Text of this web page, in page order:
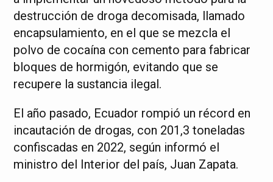
destrucción de droga decomisada, llamado
encapsulamiento, en el que se mezcla el
polvo de cocaína con cemento para fabricar
bloques de hormigón, evitando que se
recupere la sustancia ilegal.
El año pasado, Ecuador rompió un récord en
incautación de drogas, con 201,3 toneladas
confiscadas en 2022, según informó el
ministro del Interior del país, Juan Zapata.